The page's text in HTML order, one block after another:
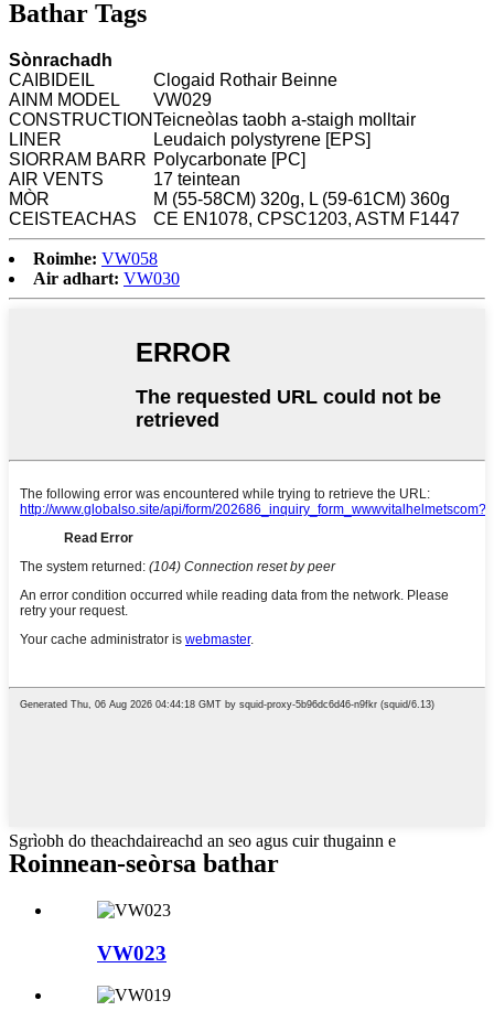
Bathar Tags
Sònrachadh
CAIBIDEIL
Clogaid Rothair Beinne
AINM MODEL
VW029
CONSTRUCTIONTeicneòlas taobh a-staigh molltair
LINER
Leudaich polystyrene [EPS]
SIORRAM BARR Polycarbonate [PC]
AIR VENTS
17 teintean
MÒR
M (55-58CM) 320g, L (59-61CM) 360g
CEISTEACHAS
CE EN1078, CPSC1203, ASTM F1447
Roimhe: VW058
Air adhart: VW030
Sgrìobh do theachdaireachd an seo agus cuir thugainn e
Roinnean-seòrsa bathar
VW023